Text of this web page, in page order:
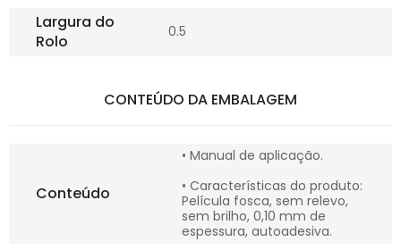
Largura do
Rolo
0.5
CONTEÚDO DA EMBALAGEM
Conteúdo
• Manual de aplicação.
• Características do produto:
Película fosca, sem relevo,
sem brilho, 0,10 mm de
espessura, autoadesiva.